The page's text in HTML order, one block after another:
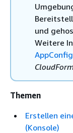
und
Weitere
Themen
Erstellen
(Konsole)